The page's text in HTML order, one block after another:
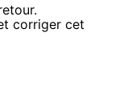
corriger cet